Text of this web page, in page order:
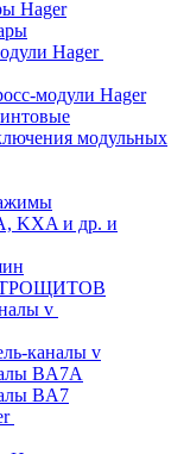
Hager
Hager
модули Hager
модульных
KXA и др. и
v
каналы v
BA7A
BA7